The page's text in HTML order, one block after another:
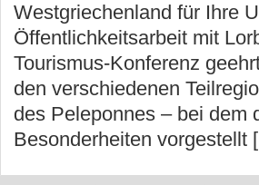
Westgriechenland für Ihre
Öffentlichkeitsarbeit mit
Tourismus-Konferenz
den verschiedenen
des Peleponnes – bei dem
Besonderheiten vorgestellt